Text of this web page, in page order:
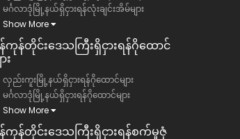
မင်္ဂလာဒုံမြို့နယ်ရှိငှားရန်လုံးချင်းအိမ်များ
Show More
ကုန်တိုင်းဒေသကြီး​​ရှိငှားရန်ဂိုထောင်
း
လှည်းကူးမြို့နယ်ရှိငှားရန်ဂိုထောင်များ
မင်္ဂလာဒုံမြို့နယ်ရှိငှားရန်ဂိုထောင်များ
Show More
ကုန်တိုင်းဒေသကြီး​​ရှိငှားရန်စက်မှုဇုံ